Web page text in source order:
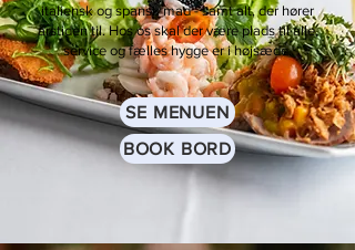
italiensk og spansk mad - samt alt, der hører
årstiden til. Hos os skal der være plads til alle,
service og fælles hygge er i højsæde.
SE MENUEN
BOOK BORD